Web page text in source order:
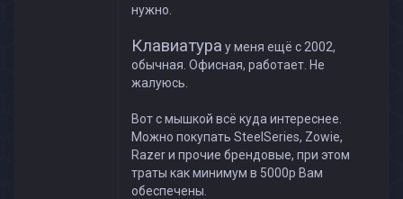
нужно.
Клавиатура у меня ещё с 2002,
обычная. Офисная, работает. Не
жалуюсь.
Вот с мышкой всё куда интереснее.
Можно покупать SteelSeries, Zowie,
Razer и прочие брендовые, при этом
траты как минимум в 5000р Вам
обеспечены.